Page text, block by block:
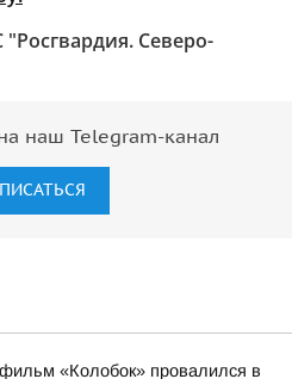
Северо-
наш Telegram-канал
фильм «Колобок» провалился в